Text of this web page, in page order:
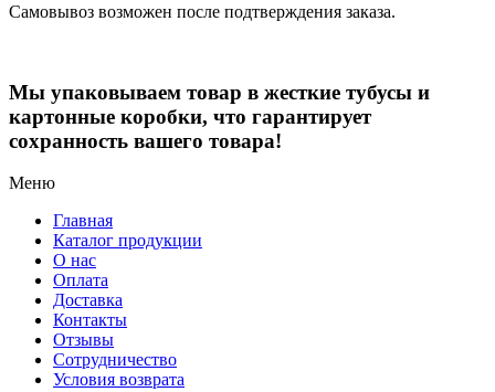
Самовывоз возможен после подтверждения заказа.
Мы упаковываем товар в жесткие тубусы и
картонные коробки, что гарантирует
сохранность вашего товара!
Меню
Главная
Каталог продукции
О нас
Оплата
Доставка
Контакты
Отзывы
Сотрудничество
Условия возврата